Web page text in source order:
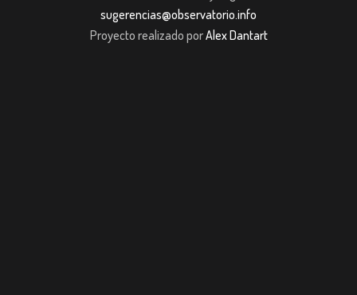
sugerencias@observatorio.info
Proyecto realizado porAlex Dantart